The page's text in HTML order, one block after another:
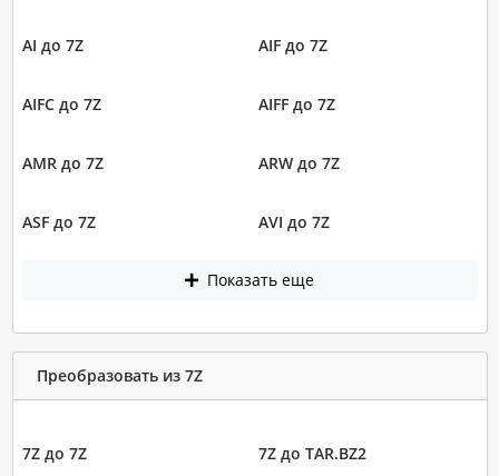
AI до 7Z AIF до 7Z
AIFC до 7Z AIFF до 7Z
AMR до 7Z ARW до 7Z
ASF до 7Z AVI до 7Z
Показать еще
Преобразовать из 7Z
7Z до 7Z 7Z до TAR.BZ2